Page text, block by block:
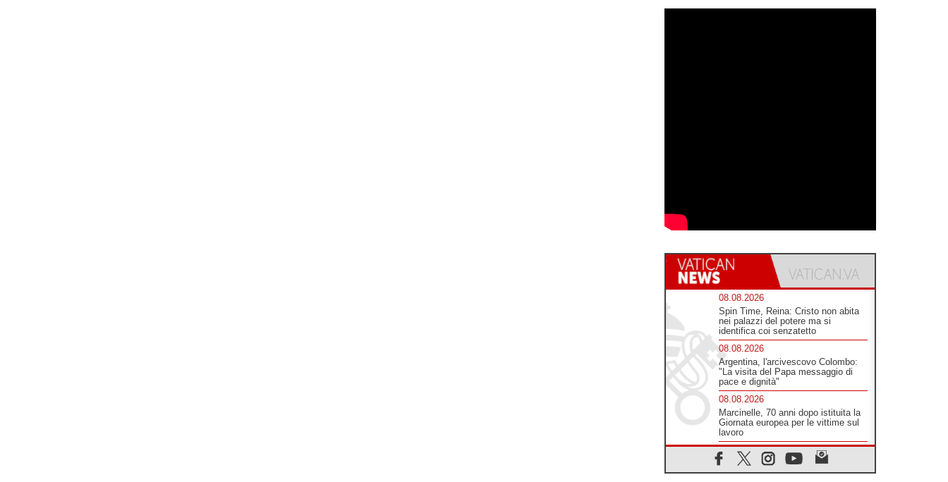
08.08.2026
Spin Time, Reina: Cristo non abita
nei palazzi del potere ma si
identifica coi senzatetto
08.08.2026
Argentina, l'arcivescovo Colombo:
"La visita del Papa messaggio di
pace e dignità"
08.08.2026
Marcinelle, 70 anni dopo istituita la
Giornata europea per le vittime sul
lavoro
08.08.2026
Arabia Saudita, Turchia e Pakistan
stringono una nuova alleanza